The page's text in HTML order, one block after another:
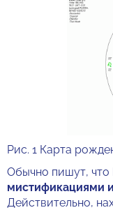
Рис. 1 Карта
Обычно пишут, что
мистификациями
Действительно,